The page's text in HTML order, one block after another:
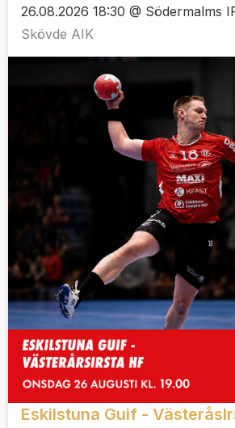
26.08.2026 18:30 @ Södermalms
Skövde AIK
Eskilstuna Guif -